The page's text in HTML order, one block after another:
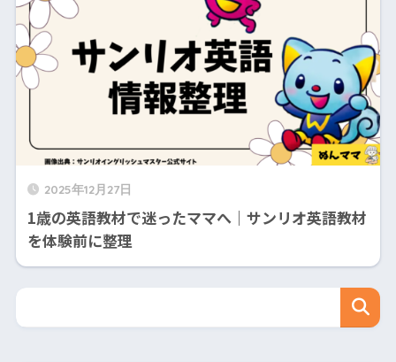
2025年12月27日
1歳の英語教材で迷ったママへ｜サンリオ英語教材
を体験前に整理